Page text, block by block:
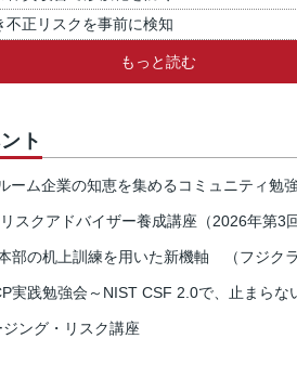
正リスクを事前に検知
もっと読む
ト
ーム企業の知恵を集めるコミュニティ勉
スクアドバイザー養成講座（2026年第3
部の机上訓練を用いた新機軸 （フジクラ
実践勉強会～NIST CSF 2.0で、止まらな
ング・リスク講座